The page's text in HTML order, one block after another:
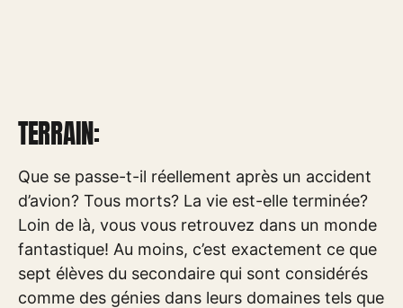
TERRAIN:
Que se passe-t-il réellement après un accident
d’avion? Tous morts? La vie est-elle terminée?
Loin de là, vous vous retrouvez dans un monde
fantastique! Au moins, c’est exactement ce que
sept élèves du secondaire qui sont considérés
comme des génies dans leurs domaines tels que